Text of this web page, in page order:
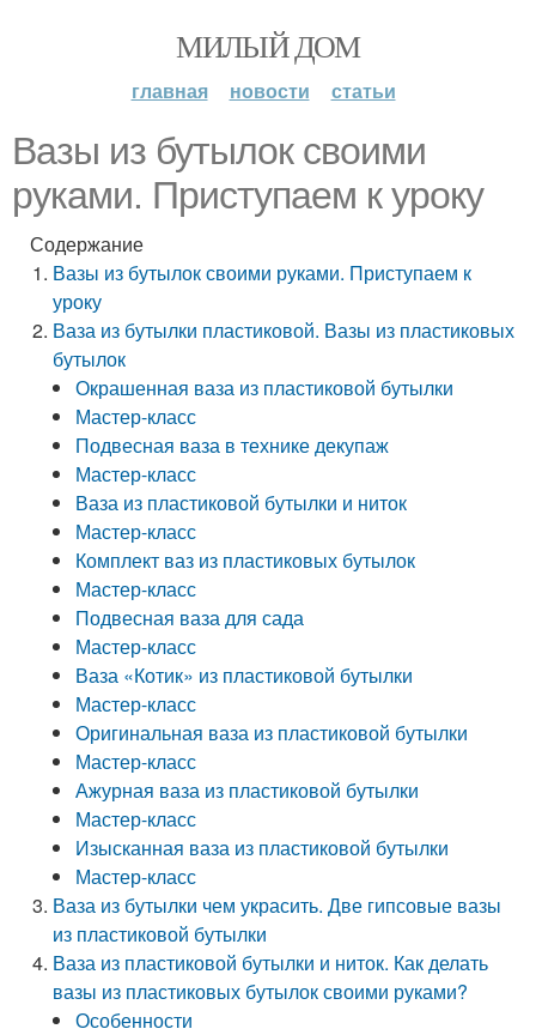
МИЛЫЙ ДОМ
главная новости статьи
Вазы из бутылок своими
руками. Приступаем к уроку
Содержание
Вазы из бутылок своими руками. Приступаем к
уроку
Ваза из бутылки пластиковой. Вазы из пластиковых
бутылок
Окрашенная ваза из пластиковой бутылки
Мастер-класс
Подвесная ваза в технике декупаж
Мастер-класс
Ваза из пластиковой бутылки и ниток
Мастер-класс
Комплект ваз из пластиковых бутылок
Мастер-класс
Подвесная ваза для сада
Мастер-класс
Ваза «Котик» из пластиковой бутылки
Мастер-класс
Оригинальная ваза из пластиковой бутылки
Мастер-класс
Ажурная ваза из пластиковой бутылки
Мастер-класс
Изысканная ваза из пластиковой бутылки
Мастер-класс
Ваза из бутылки чем украсить. Две гипсовые вазы
из пластиковой бутылки
Ваза из пластиковой бутылки и ниток. Как делать
вазы из пластиковых бутылок своими руками?
Особенности